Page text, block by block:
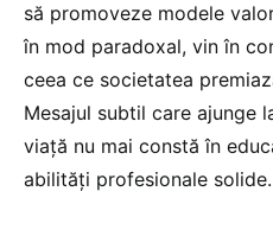
să promoveze modele
în mod paradoxal, vin în
ceea ce societatea
Mesajul subtil care ajunge
viață nu mai constă în
abilități profesionale solide.